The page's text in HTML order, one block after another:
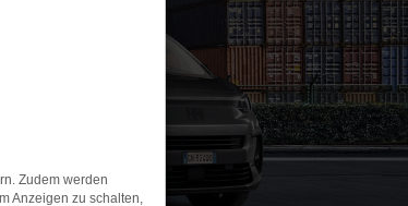
Zudem werden
Anzeigen zu schalten,